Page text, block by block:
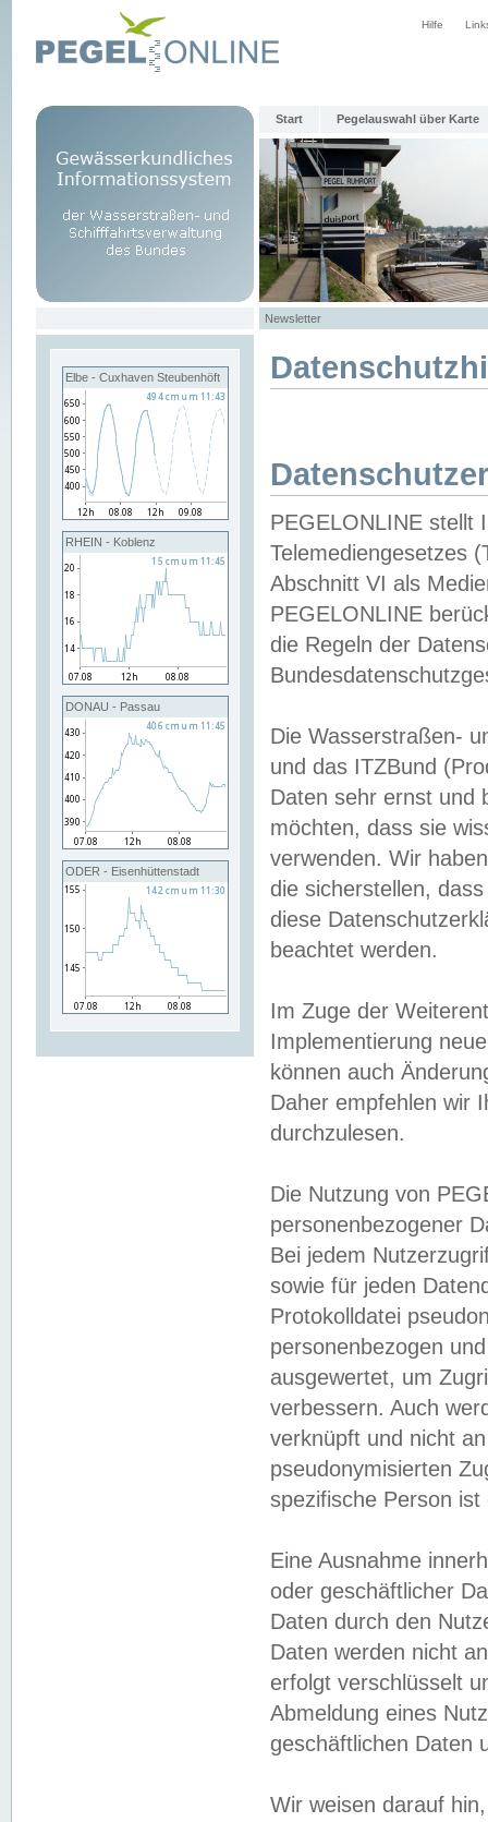
Hilfe
Start Pegelauswahl über Karte
Newsletter
Elbe - Cuxhaven Steubenhöft
RHEIN - Koblenz
DONAU - Passau
ODER - Eisenhüttenstadt
PEGELONLINE stellt
Telemediengesetzes
Abschnitt VI als
PEGELONLINE
die Regeln der
Die Wasserstraßen-
und das ITZBund
Daten sehr ernst und
möchten, dass sie
verwenden. Wir
die sicherstellen,
diese
beachtet werden.
Im Zuge der
Implementierung
können auch
Daher empfehlen wir
durchzulesen.
Die Nutzung von
personenbezogener
Bei jedem
sowie für jeden
Protokolldatei
personenbezogen
ausgewertet, um
verbessern. Auch
verknüpft und nicht
pseudonymisierten
spezifische Person
Eine Ausnahme
oder geschäftlicher
Daten durch den
Daten werden nicht
erfolgt verschlüsselt
Abmeldung eines
geschäftlichen Daten
Wir weisen darauf